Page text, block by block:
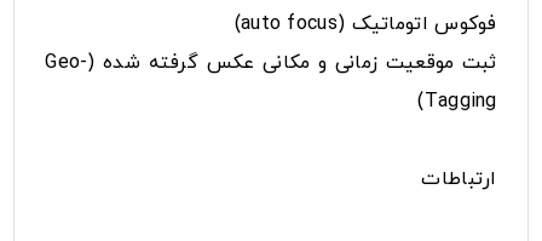
فوکوس اتوماتیک (auto focus)
ثبت موقعیت زمانی و مکانی عکس گرفته شده (Geo-
Tagging)
ارتباطات